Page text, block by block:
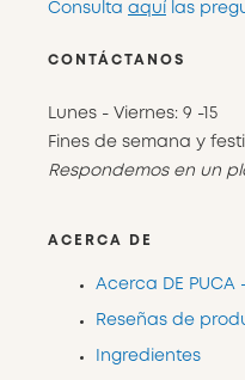
Consulta aquí las
CONTÁCTANOS
Lunes - Viernes: 9 -15
Fines de semana y
Respondemos en un
ACERCA DE
Acerca DE PUCA -
Reseñas de
Ingredientes